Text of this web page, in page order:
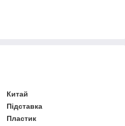
Китай
Підставка
Пластик